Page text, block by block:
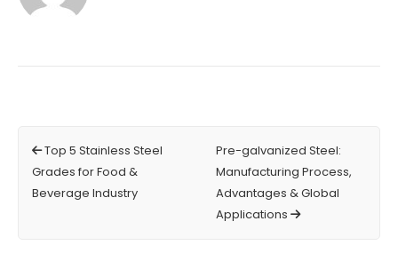
Top 5 Stainless Steel
Grades for Food &
Beverage Industry
Pre-galvanized Steel:
Manufacturing Process,
Advantages & Global
Applications